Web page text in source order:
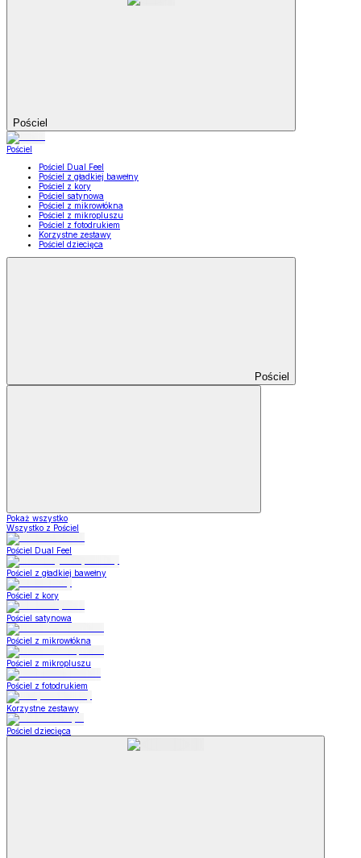
Pościel
Pościel
Pościel Dual Feel
Pościel z gładkiej bawełny
Pościel z kory
Pościel satynowa
Pościel z mikrowłókna
Pościel z mikropluszu
Pościel z fotodrukiem
Korzystne zestawy
Pościel dziecięca
Pościel
Pokaż wszystko
Wszystko z Pościel
Pościel Dual Feel
Pościel z gładkiej bawełny
Pościel z kory
Pościel satynowa
Pościel z mikrowłókna
Pościel z mikropluszu
Pościel z fotodrukiem
Korzystne zestawy
Pościel dziecięca